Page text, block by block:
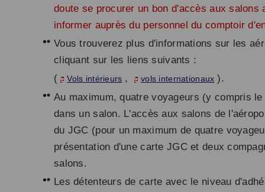
doute se procurer un bon d'accès aux
informer auprès du personnel du comptoir
Vous trouverez plus d'informations sur les
cliquant sur les liens suivants :
(
Vols intérieurs , vols internationaux ).
Au maximum, quatre voyageurs (y compris
dans un salon. L'accès aux salons de
du JGC (pour un maximum de quatre
présentation d'une carte JGC et deux
salons.
Les détenteurs de carte avec le niveau